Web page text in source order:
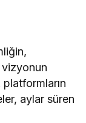
aylar süren